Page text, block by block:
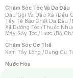
Chăm Sóc Tóc Và Da Đầu
Dầu Gội Và Dầu Xả /Dầu
Tẩy Tế Bào Chết Da Đầu /
Xịt Dưỡng Tóc /Thuốc
Máy Sấy Tóc /Lược /Bộ
Chăm Sóc Cơ Thể
Kem Tẩy Lông /Dụng Cụ
Nước Hoa
Nước Hoa Nữ